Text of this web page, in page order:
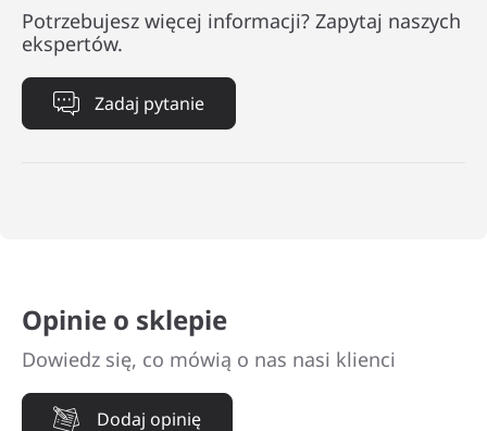
Potrzebujesz więcej informacji? Zapytaj naszych
ekspertów.
Zadaj pytanie
Opinie o sklepie
Dowiedz się, co mówią o nas nasi klienci
Dodaj opinię